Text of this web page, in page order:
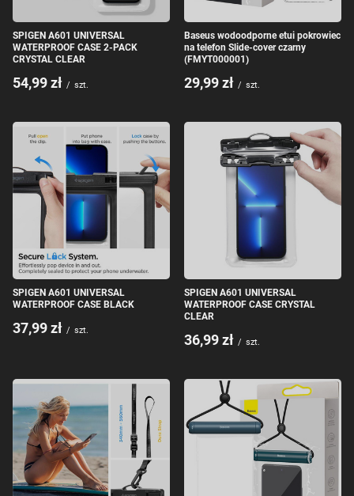
SPIGEN A601 UNIVERSAL
WATERPROOF CASE 2-PACK
CRYSTAL CLEAR
54,99 zł / szt.
Baseus wodoodporne etui pokrowiec
na telefon Slide-cover czarny
(FMYT000001)
29,99 zł / szt.
SPIGEN A601 UNIVERSAL
WATERPROOF CASE BLACK
37,99 zł / szt.
SPIGEN A601 UNIVERSAL
WATERPROOF CASE CRYSTAL
CLEAR
36,99 zł / szt.